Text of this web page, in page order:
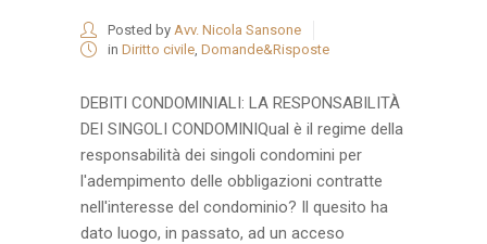
Posted by Avv. Nicola Sansone
in Diritto civile Domande&Risposte
DEBITI CONDOMINIALI: LA RESPONSABILITÀ
DEI SINGOLI CONDOMINIQual è il regime della
responsabilità dei singoli condomini per
l'adempimento delle obbligazioni contratte
nell'interesse del condominio? Il quesito ha
dato luogo, in passato, ad un acceso